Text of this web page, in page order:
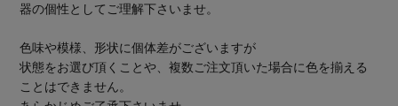
器の個性としてご理解下さいませ。
色味や模様、形状に個体差がございますが
状態をお選び頂くことや、複数ご注文頂いた場合に色を揃える
ことはできません。